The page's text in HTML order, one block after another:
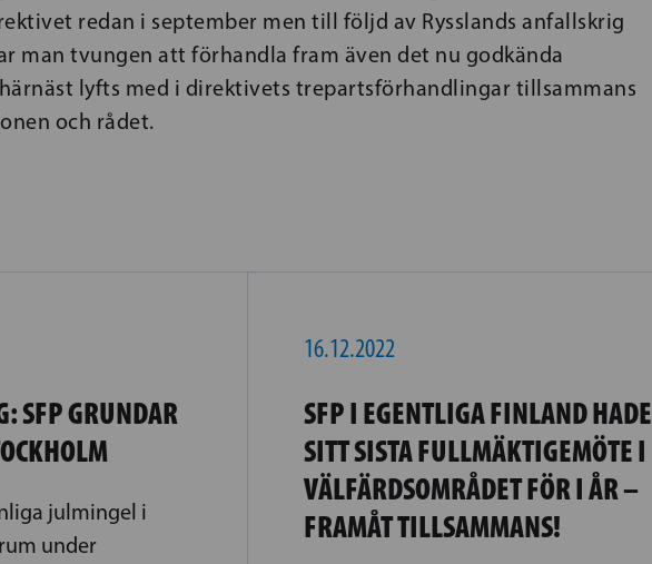
redan i september men till följd av Rysslands anfallskrig
man tvungen att förhandla fram även det nu godkända
lyfts med i direktivets trepartsförhandlingar tillsammans
och rådet.
SFP GRUNDAR
julmingel i
under
16.12.2022
SFP I EGENTLIGA FINLAND HADE
SITT SISTA FULLMÄKTIGEMÖTE I
VÄLFÄRDSOMRÅDET FÖR I ÅR –
FRAMÅT TILLSAMMANS!